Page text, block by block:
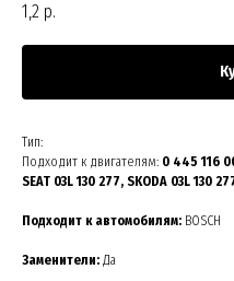
1,2 р.
Тип:
Подходит к двигателям: 0 445 116
SEAT 03L 130 277, SKODA 03L 130
Подходит к автомобилям: BOSCH
Заменители: Да